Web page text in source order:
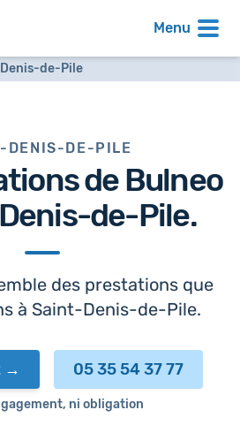
Menu
de-Pile
DENIS-DE-PILE
de Bulneo
de-Pile.
des prestations que
à Saint-Denis-de-Pile.
05 35 54 37 77
ni obligation